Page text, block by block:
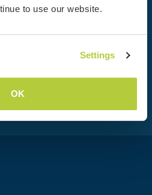
to use our website.
Settings
OK
la communauté Workaway et